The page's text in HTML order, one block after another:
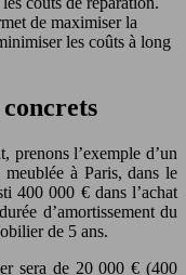
de maximiser la
les coûts à long
prenons l’exemple d’un
à Paris, dans le
400 000 € dans l’achat
d’amortissement du
de 5 ans.
sera de 20 000 € (400